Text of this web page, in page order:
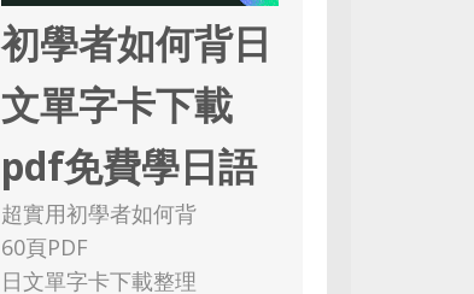
初學者如何背日
文單字卡下載
pdf免費學日語
超實用初學者如何背
60頁PDF
日文單字卡下載整理